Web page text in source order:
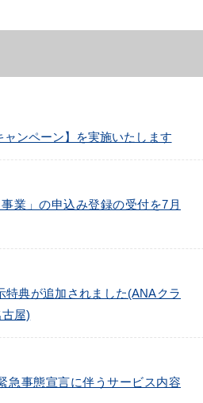
ャンペーン】を実施いたします
業」の申込み登録の受付を7月
典が追加されました(ANAクラ
屋)
急事態宣言に伴うサービス内容